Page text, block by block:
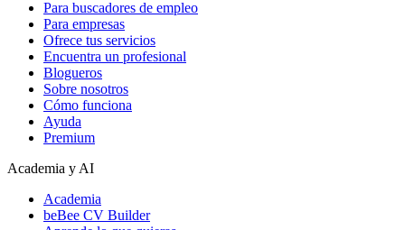
Para buscadores de empleo
Para empresas
Ofrece tus servicios
Encuentra un profesional
Blogueros
Sobre nosotros
Cómo funciona
Ayuda
Premium
Academia y AI
Academia
beBee CV Builder